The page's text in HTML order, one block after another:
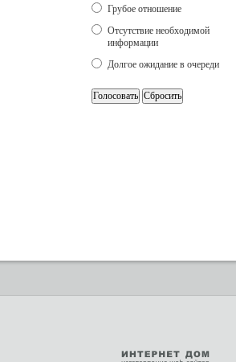
Грубое отношение
Отсутствие необходимой
информации
Долгое ожидание в очереди